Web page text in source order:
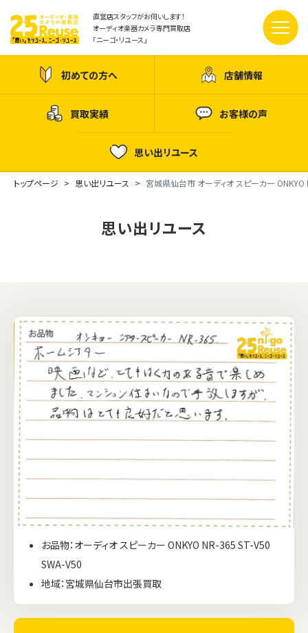
直営店スタッフがお伺いします！
オーディオ楽器カメラ専門買取店
「ニーゴ・リユース」
初めての方へ 店舗情報
買取実績 お客様の声
思い出リユース
トップページ 思い出リユース 宮城県仙台市 オーディオ スピーカー
思い出リユース
お品物：オーディオ スピーカー ONKYO NR-365 ST-V50
SWA-V50
地域：宮城県仙台市出張買取